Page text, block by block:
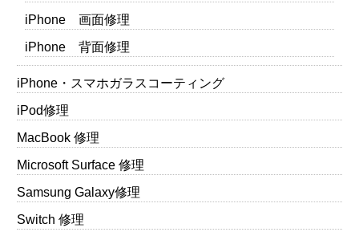
iPhone 画面修理
iPhone 背面修理
iPhone・スマホガラスコーティング
iPod修理
MacBook 修理
Microsoft Surface 修理
Samsung Galaxy修理
Switch 修理